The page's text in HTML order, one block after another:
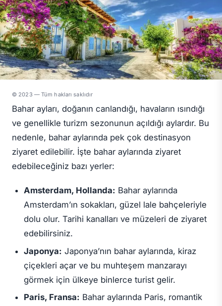
© 2023 — Tüm hakları saklıdır
Bahar ayları, doğanın canlandığı, havaların ısındığı
ve genellikle turizm sezonunun açıldığı aylardır. Bu
nedenle, bahar aylarında pek çok destinasyon
ziyaret edilebilir. İşte bahar aylarında ziyaret
edebileceğiniz bazı yerler:
Amsterdam, Hollanda: Bahar aylarında
Amsterdam’ın sokakları, güzel lale bahçeleriyle
dolu olur. Tarihi kanalları ve müzeleri de ziyaret
edebilirsiniz.
Japonya: Japonya’nın bahar aylarında, kiraz
çiçekleri açar ve bu muhteşem manzarayı
görmek için ülkeye binlerce turist gelir.
Paris, Fransa: Bahar aylarında Paris, romantik